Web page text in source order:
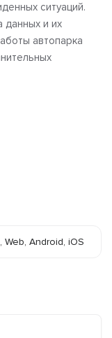
ситуаций.
данных и их
автопарка
Web, Android, iOS